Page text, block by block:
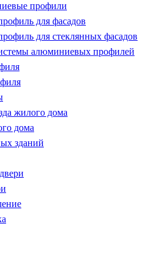
профили
для фасадов
для стеклянных фасадов
алюминиевых профилей
жилого дома
дома
зданий